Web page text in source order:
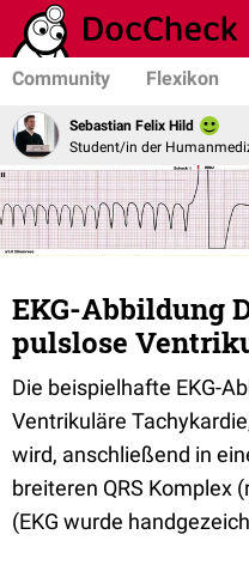
Community Flexikon
Sebastian Felix Hild
Student/in der
EKG-Abbildung
pulslose
Die beispielhafte EKG-
Ventrikuläre
wird, anschließend in
breiteren QRS Komplex
(EKG wurde